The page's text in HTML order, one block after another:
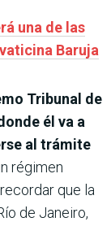
una de las
Baruja
Tribunal de
él va a
al trámite
régimen
que la
de Janeiro,